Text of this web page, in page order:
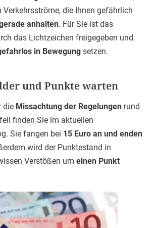
Verkehrsströme, die Ihnen gefährlich
anhalten. Für Sie ist das
das Lichtzeichen freigegeben und
in Bewegung setzen.
und Punkte warten
die Missachtung der Regelungen rund
finden Sie im aktuellen
Sie fangen bei 15 Euro an und enden
wird der Punktestand in
Verstößen um einen Punkt